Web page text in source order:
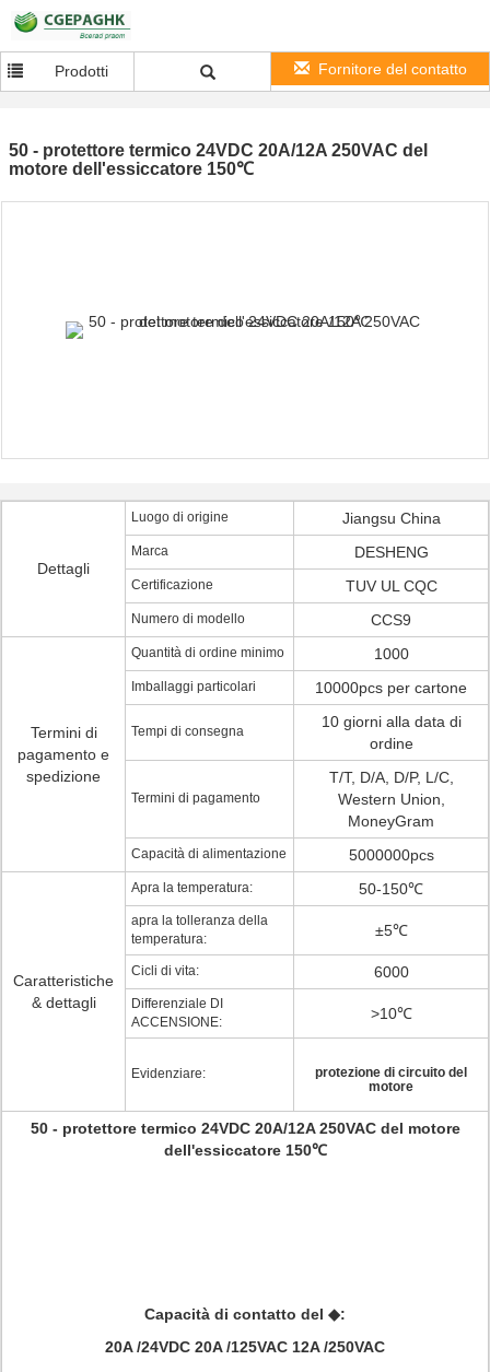
Prodotti Fornitore del contatto
50 - protettore termico 24VDC 20A/12A 250VAC del
motore dell'essiccatore 150℃
Dettagli
Luogo di origine Jiangsu China
Marca DESHENG
Certificazione TUV UL CQC
Numero di modello CCS9
Termini di
pagamento e
spedizione
Quantità di ordine minimo 1000
Imballaggi particolari 10000pcs per cartone
Tempi di consegna
10 giorni alla data di
ordine
Termini di pagamento
T/T, D/A, D/P, L/C,
Western Union,
MoneyGram
Capacità di alimentazione 5000000pcs
Caratteristiche
& dettagli
Apra la temperatura: 50-150℃
apra la tolleranza della
temperatura:
±5℃
Cicli di vita: 6000
Differenziale DI
ACCENSIONE:
>10℃
Evidenziare:
protezione di circuito del
motore
50 - protettore termico 24VDC 20A/12A 250VAC del motore
dell'essiccatore 150℃
Capacità di contatto del ◆:
20A /24VDC 20A /125VAC 12A /250VAC